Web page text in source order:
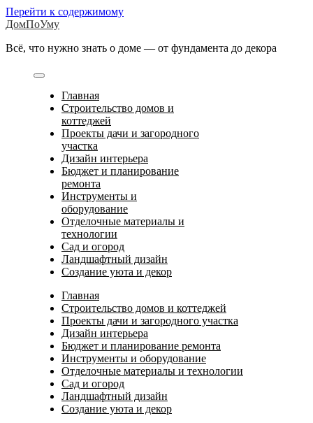
Перейти к содержимому
ДомПоУму
Всё, что нужно знать о доме — от фундамента до декора
Главная
Строительство домов и
коттеджей
Проекты дачи и загородного
участка
Дизайн интерьера
Бюджет и планирование
ремонта
Инструменты и
оборудование
Отделочные материалы и
технологии
Сад и огород
Ландшафтный дизайн
Создание уюта и декор
Главная
Строительство домов и коттеджей
Проекты дачи и загородного участка
Дизайн интерьера
Бюджет и планирование ремонта
Инструменты и оборудование
Отделочные материалы и технологии
Сад и огород
Ландшафтный дизайн
Создание уюта и декор